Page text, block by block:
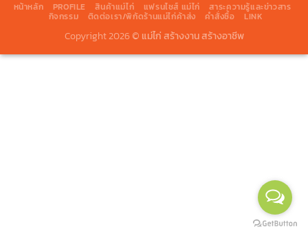
หน้าหลัก PROFILE สินค้าแม่ไก่ แฟรนไชส์ แม่ไก่ สาระความรู้และข่าวสาร
กิจกรรม ติดต่อเรา/พิกัดร้านแม่ไก่ค้าส่ง คำสั่งซื้อ LINK
Copyright 2026 © แม่ไก่ สร้างงาน สร้างอาชีพ